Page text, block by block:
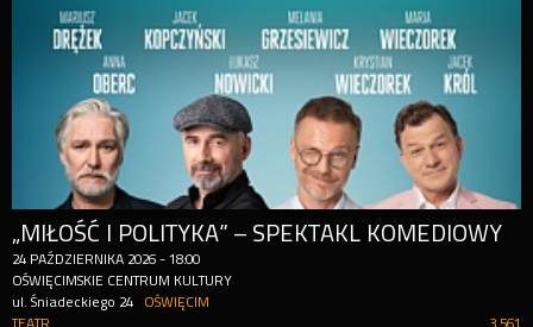
„MIŁOŚĆ I POLITYKA” – SPEKTAKL KOMEDIOWY
24 PAŹDZIERNIKA 2026 -18:00
OŚWIĘCIMSKIE CENTRUM KULTURY
ul. Śniadeckiego 24
OŚWIĘCIM
3 561
TEATR